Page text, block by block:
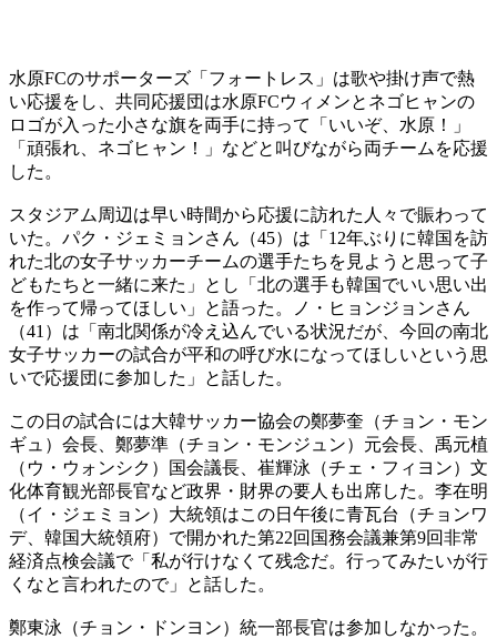
水原FCのサポーターズ「フォートレス」は歌や掛け声で熱
い応援をし、共同応援団は水原FCウィメンとネゴヒャンの
ロゴが入った小さな旗を両手に持って「いいぞ、水原！」
「頑張れ、ネゴヒャン！」などと叫びながら両チームを応援
した。
スタジアム周辺は早い時間から応援に訪れた人々で賑わって
いた。パク・ジェミョンさん（45）は「12年ぶりに韓国を訪
れた北の女子サッカーチームの選手たちを見ようと思って子
どもたちと一緒に来た」とし「北の選手も韓国でいい思い出
を作って帰ってほしい」と語った。ノ・ヒョンジョンさん
（41）は「南北関係が冷え込んでいる状況だが、今回の南北
女子サッカーの試合が平和の呼び水になってほしいという思
いで応援団に参加した」と話した。
この日の試合には大韓サッカー協会の鄭夢奎（チョン・モン
ギュ）会長、鄭夢準（チョン・モンジュン）元会長、禹元植
（ウ・ウォンシク）国会議長、崔輝泳（チェ・フィヨン）文
化体育観光部長官など政界・財界の要人も出席した。李在明
（イ・ジェミョン）大統領はこの日午後に青瓦台（チョンワ
デ、韓国大統領府）で開かれた第22回国務会議兼第9回非常
経済点検会議で「私が行けなくて残念だ。行ってみたいが行
くなと言われたので」と話した。
鄭東泳（チョン・ドンヨン）統一部長官は参加しなかった。